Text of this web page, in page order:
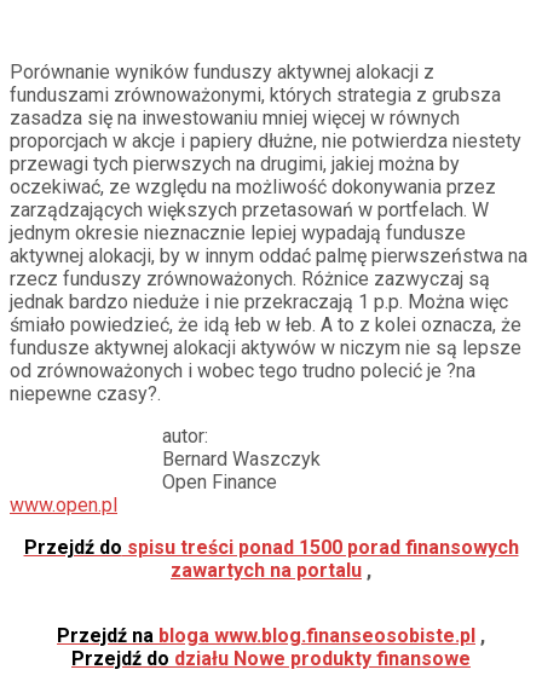
Porównanie wyników funduszy aktywnej alokacji z
funduszami zrównoważonymi, których strategia z grubsza
zasadza się na inwestowaniu mniej więcej w równych
proporcjach w akcje i papiery dłużne, nie potwierdza niestety
przewagi tych pierwszych na drugimi, jakiej można by
oczekiwać, ze względu na możliwość dokonywania przez
zarządzających większych przetasowań w portfelach. W
jednym okresie nieznacznie lepiej wypadają fundusze
aktywnej alokacji, by w innym oddać palmę pierwszeństwa na
rzecz funduszy zrównoważonych. Różnice zazwyczaj są
jednak bardzo nieduże i nie przekraczają 1 p.p. Można więc
śmiało powiedzieć, że idą łeb w łeb. A to z kolei oznacza, że
fundusze aktywnej alokacji aktywów w niczym nie są lepsze
od zrównoważonych i wobec tego trudno polecić je ?na
niepewne czasy?.
autor:
Bernard Waszczyk
Open Finance
www.open.pl
Przejdź do spisu treści ponad 1500 porad finansowych
zawartych na portalu ,
Przejdź na bloga www.blog.finanseosobiste.pl ,
Przejdź do działu Nowe produkty finansowe